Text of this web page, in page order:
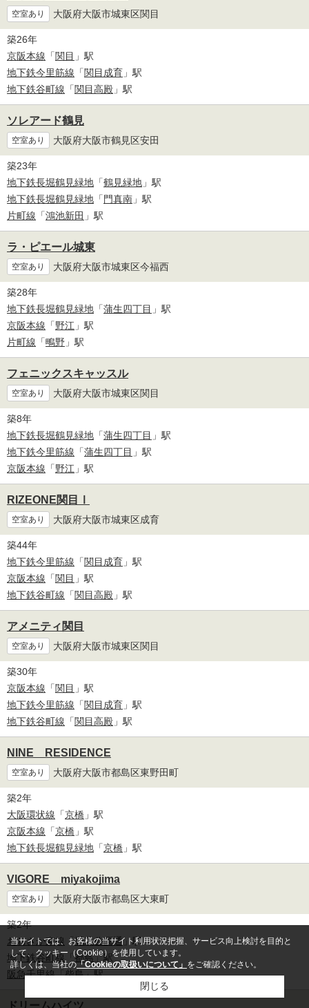
空室あり 大阪府大阪市城東区関目
築26年
京阪本線 「関目 」駅
地下鉄今里筋線 「関目成育 」駅
地下鉄谷町線 「関目高殿 」駅
ソレアード鶴見
空室あり 大阪府大阪市鶴見区安田
築23年
地下鉄長堀鶴見緑地 「鶴見緑地 」駅
地下鉄長堀鶴見緑地 「 門真南 」駅
片町線 「鴻池新田 」駅
ラ・ピエール城東
空室あり 大阪府大阪市城東区今福西
築28年
地下鉄長堀鶴見緑地 「蒲生四丁目 」駅
京阪本線 「野江 」駅
片町線 「鴫野 」駅
フェニックスキャッスル
空室あり 大阪府大阪市城東区関目
築8年
地下鉄長堀鶴見緑地 「蒲生四丁目 」駅
地下鉄今里筋線 「蒲生四丁目 」駅
京阪本線 「野江 」駅
RIZEONE関目Ⅰ
空室あり 大阪府大阪市城東区成育
築44年
地下鉄今里筋線 「関目成育 」駅
京阪本線 「関目 」駅
地下鉄谷町線 「関目高殿 」駅
アメニティ関目
空室あり 大阪府大阪市城東区関目
築30年
京阪本線 「関目 」駅
地下鉄今里筋線 「関目成育 」駅
地下鉄谷町線 「関目高殿 」駅
NINE RESIDENCE
空室あり 大阪府大阪市都島区東野田町
築2年
大阪環状線 「京橋 」駅
京阪本線 「京橋 」駅
地下鉄長堀鶴見緑地 「京橋 」駅
VIGORE miyakojima
空室あり 大阪府大阪市都島区大東町
築2年
おおさか東線 「城北公園通」駅
地下鉄谷町線
「都島」駅
阪急千里線「柴島」駅
当サイトでは、お客様の当サイト利用状況把握、サービス向上検討を目的と
して、クッキー（Cookie）を使用しています。
詳しくは、当社の「Cookieの取扱いについて」 をご確認ください。
閉じる